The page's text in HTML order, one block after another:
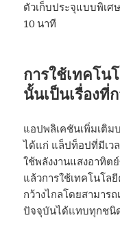
ตัวเก็บประจุแบบพิเศ
10 นาที
การใช้เทคโน
นั้นเป็นเรื่องที่
แอปพลิเคชันเพิ่มเติม
ได้แก่ แล็ปท็อปที่มีเว
ใช้พลังงานแสงอาทิต
แล้วการใช้เทคโนโล
กว้างไกลโดยสามาร
ปัจจุบันได้แทบทุกชนิ